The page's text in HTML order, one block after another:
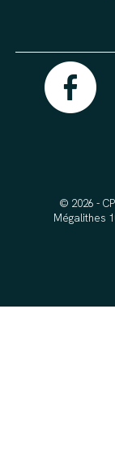
© 2026 -
Mégalithes